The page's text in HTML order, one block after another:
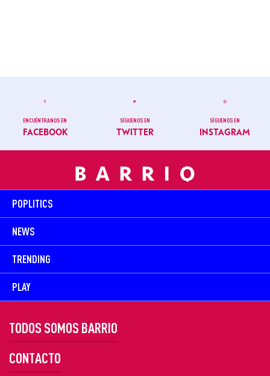
ENCUÉNTRANOS EN
FACEBOOK
SÍGUENOS EN
TWITTER
SÍGUENOS EN
INSTAGRAM
POPLITICS
NEWS
TRENDING
PLAY
TODOS SOMOS BARRIO
CONTACTO